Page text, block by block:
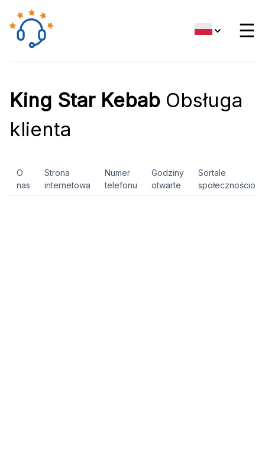
☰
King Star Kebab Obsługa
klienta
O
nas
Strona
internetowa
Numer
telefonu
Godziny
otwarte
Sortale